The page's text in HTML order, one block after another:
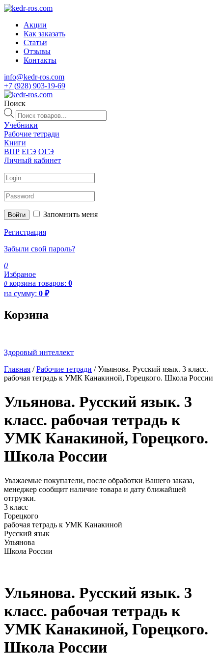
Акции
Как заказать
Статьи
Отзывы
Контакты
info@kedr-ros.com
+7 (928) 903-19-69
Поиск
Поиск
товаров
Учебники
Рабочие тетради
Книги
ВПР ЕГЭ ОГЭ
Личный кабинет
Войти Запомнить меня
Регистрация
Забыли свой пароль?
0
Избраное
0 корзина товаров: 0
на сумму: 0 ₽
Корзина
Здоровый интеллект
Главная /Рабочие тетради / Ульянова. Русский язык. 3 класс.
рабочая тетрадь к УМК Канакиной, Горецкого. Школа России
Ульянова. Русский язык. 3
класс. рабочая тетрадь к
УМК Канакиной, Горецкого.
Школа России
Уважаемые покупатели, после обработки Вашего заказа,
менеджер сообщит наличие товара и дату ближайшей
отгрузки.
3 класс
Горецкого
рабочая тетрадь к УМК Канакиной
Русский язык
Ульянова
Школа России
Ульянова. Русский язык. 3
класс. рабочая тетрадь к
УМК Канакиной, Горецкого.
Школа России